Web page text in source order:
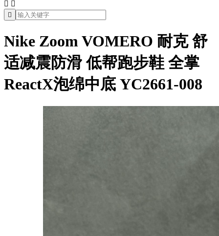
 

Nike Zoom VOMERO 耐克 舒
适减震防滑 低帮跑步鞋 全掌
ReactX泡绵中底 YC2661-008